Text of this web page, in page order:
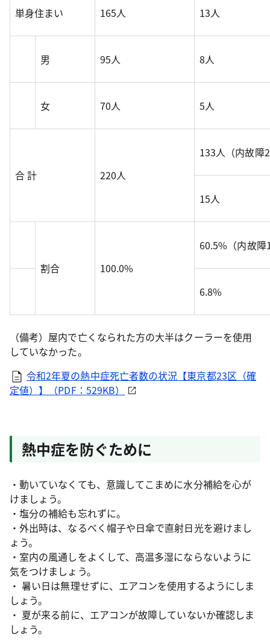
単身住まい 165人 13人
男 95人 8人
女 70人 5人
合 計 220人
133人（内故障
15人
割合 100.0%
60.5%（内故障
6.8%
（備考）屋内で亡くなられた方の大半はクーラーを使用
していなかった。
令和2年夏の熱中症死亡者数の状況【東京都23区（確
定値）】（PDF：529KB）
熱中症を防ぐために
・動いていなくても、意識してこまめに水分補給を心が
けましょう。
・塩分の補給も忘れずに。
・外出時は、なるべく帽子や日傘で直射日光を避けまし
ょう。
・室内の風通しをよくして、高温多湿にならないように
気をつけましょう。
・ 暑い日は無理せずに、エアコンを使用するようにしま
しょう。
・ 夏が来る前に、エアコンが故障していないか確認しま
しょう。